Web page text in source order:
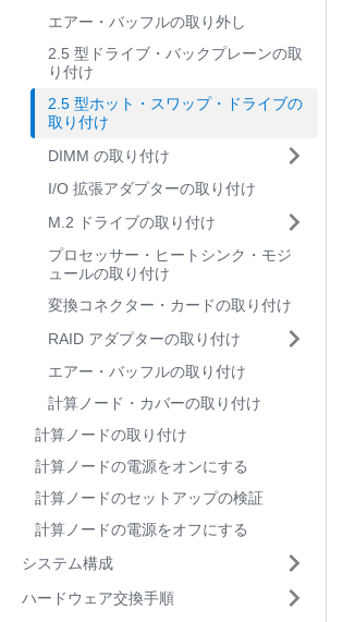
エアー・バッフルの取り外し
2.5 型ドライブ・バックプレーンの取
り付け
2.5 型ホット・スワップ・ドライブの
取り付け
DIMM の取り付け
I/O 拡張アダプターの取り付け
M.2 ドライブの取り付け
プロセッサー・ヒートシンク・モジ
ュールの取り付け
変換コネクター・カードの取り付け
RAID アダプターの取り付け
エアー・バッフルの取り付け
計算ノード・カバーの取り付け
計算ノードの取り付け
計算ノードの電源をオンにする
計算ノードのセットアップの検証
計算ノードの電源をオフにする
システム構成
ハードウェア交換手順